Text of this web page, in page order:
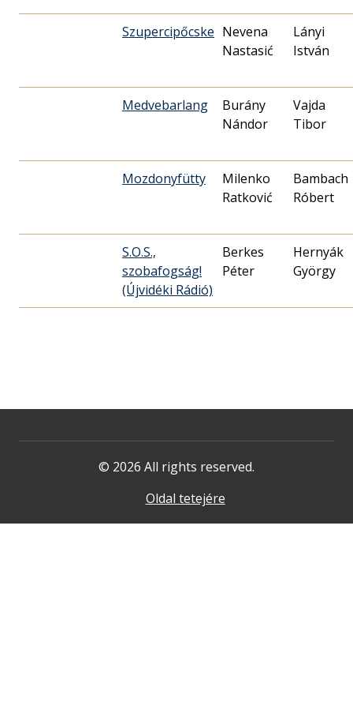
Szupercipőcske Nevena
Nastasić
Lányi
István
Medvebarlang
Burány
Nándor
Vajda
Tibor
Mozdonyfütty
Milenko
Ratković
Bambach
Róbert
S.O.S.,
szobafogság!
(Újvidéki Rádió)
Berkes
Péter
Hernyák
György
© 2026 All rights reserved.
Oldal tetejére